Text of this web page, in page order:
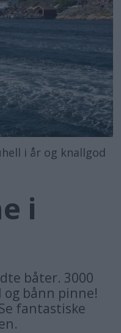
i år og knallgod
i
båter. 3000
bånn pinne!
fantastiske